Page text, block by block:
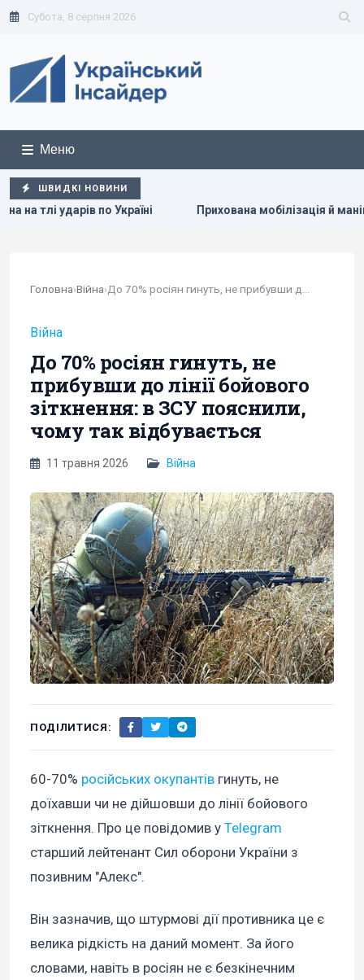
Субота, 8 серпня 2026
Меню
ШВИДКІ НОВИНИ
Прихована мобілізація й маніпуляції:
Головна›Війна›
Війна
До 70% росіян гинуть, не
прибувши до лінії бойового
зіткнення: в ЗСУ пояснили,
чому так відбувається
11 травня 2026 Війна
ПОДІЛИТИСЯ:
60-70% російських окупантів гинуть, не
доїхавши чи не дійшовши до лінії бойового
зіткнення. Про це повідомив у Telegram
старший лейтенант Сил оборони України з
позивним "Алекс".
Він зазначив, що штурмові дії противника це є
велика рідкість на даний момент. За його
словами, навіть в росіян не є безкінечним